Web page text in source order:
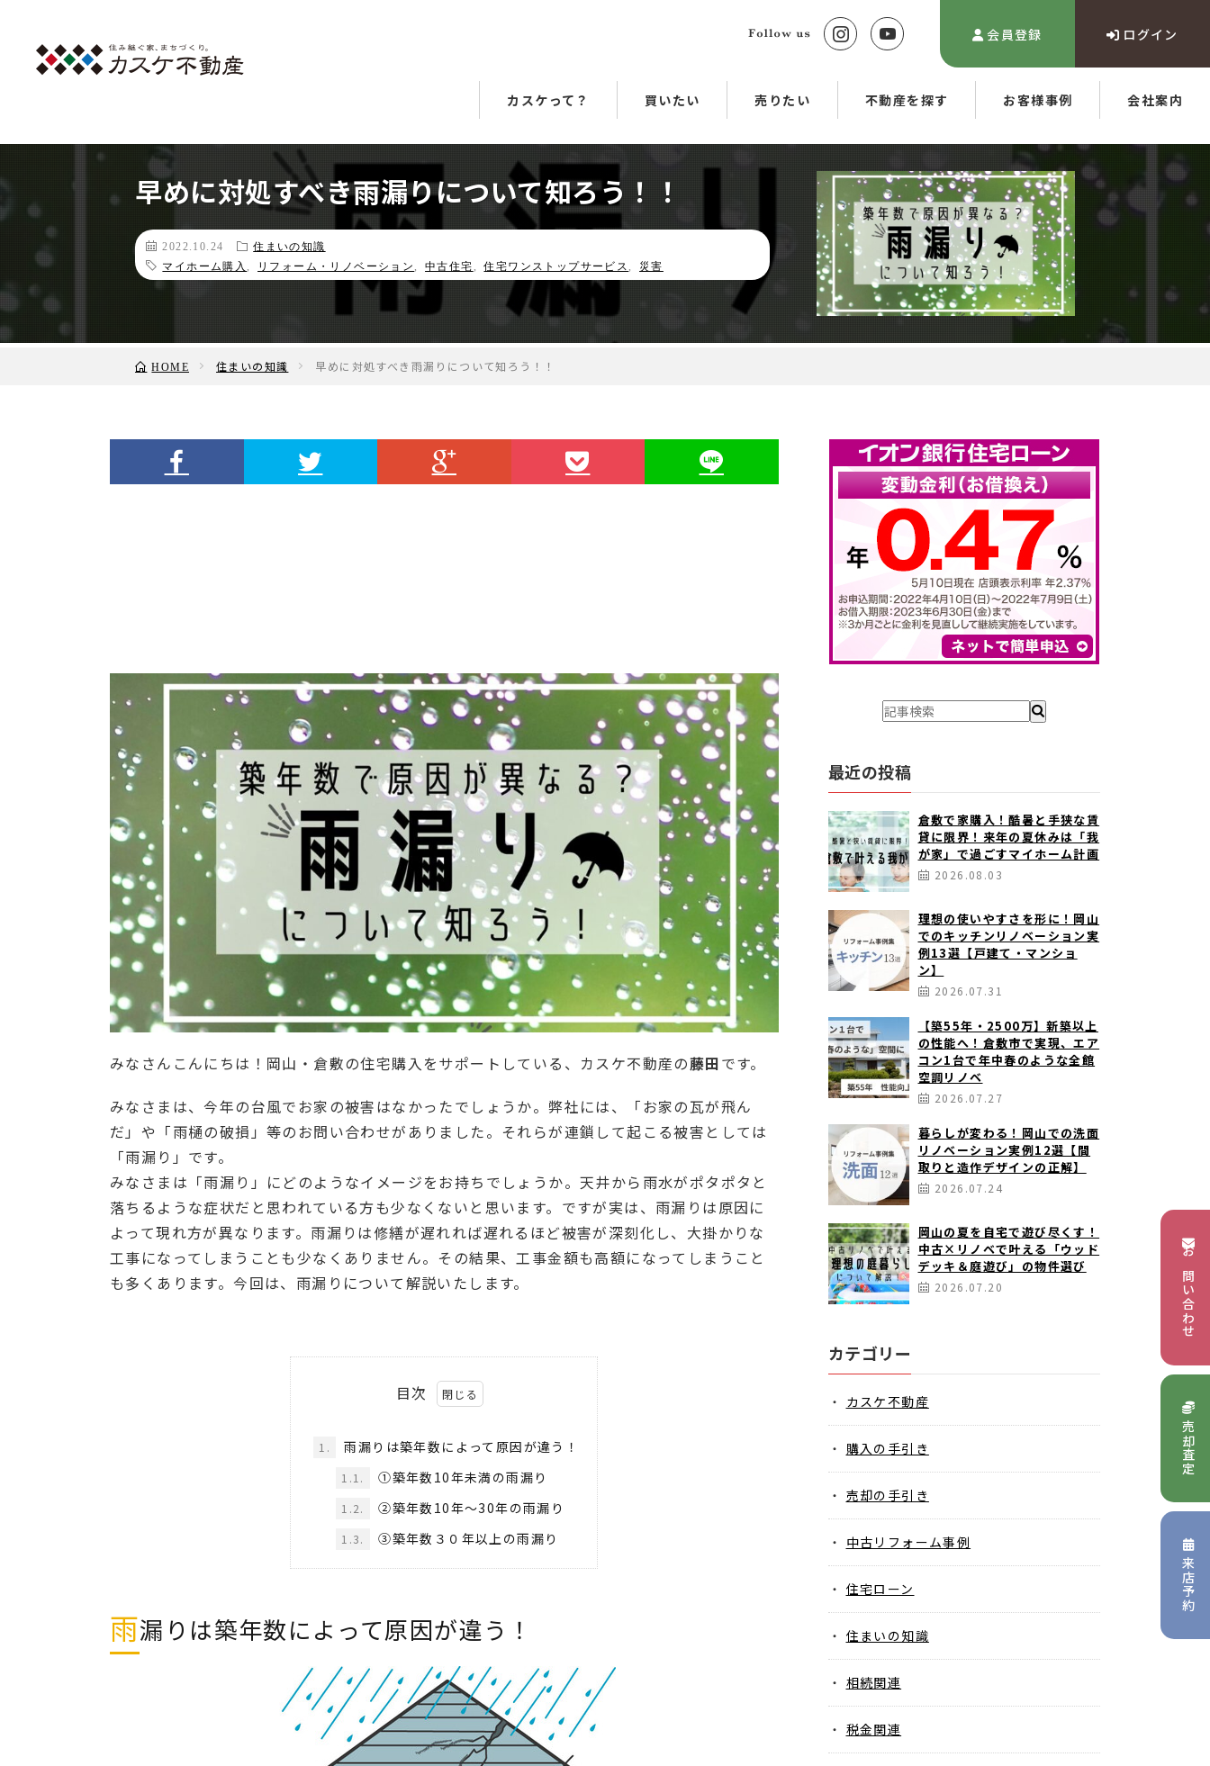
会員登録 ログイン
カスケって？ 買いたい 売りたい 不動産を探す お客様事例 会社案内
早めに対処すべき雨漏りについて知ろう！！
2022.10.24
住まいの知識
マイホーム購入
リフォーム・リノベーション ,中古住宅 ,住宅ワンストップサービス 災害
HOME 住まいの知識 早めに対処すべき雨漏りについて知ろう！！
みなさんこんにちは！岡山・倉敷の住宅購入をサポートしている、カスケ不動産の藤田です。
みなさまは、今年の台風でお家の被害はなかったでしょうか。弊社には、「お家の瓦が飛ん
だ」や「雨樋の破損」等のお問い合わせがありました。それらが連鎖して起こる被害としては
「雨漏り」です。
みなさまは「雨漏り」にどのようなイメージをお持ちでしょうか。天井から雨水がポタポタと
落ちるような症状だと思われている方も少なくないと思います。ですが実は、雨漏りは原因に
よって現れ方が異なります。雨漏りは修繕が遅れれば遅れるほど被害が深刻化し、大掛かりな
工事になってしまうことも少なくありません。その結果、工事金額も高額になってしまうこと
も多くあります。今回は、雨漏りについて解説いたします。
目次
1. 雨漏りは築年数によって原因が違う！
1.1. ①築年数10年未満の雨漏り
1.2. ②築年数10年～30年の雨漏り
1.3. ③築年数３０年以上の雨漏り
雨漏りは築年数によって原因が違う！
最近の投稿
倉敷で家購入！酷暑と手狭な賃
貸に限界！来年の夏休みは「我
が家」で過ごすマイホーム計画
2026.08.03
理想の使いやすさを形に！岡山
でのキッチンリノベーション実
例13選【戸建て・マンショ
ン】
2026.07.31
【築55年・2500万】新築以上
の性能へ！倉敷市で実現、エア
コン1台で年中春のような全館
空調リノベ
2026.07.27
暮らしが変わる！岡山での洗面
リノベーション実例12選【間
取りと造作デザインの正解】
2026.07.24
岡山の夏を自宅で遊び尽くす！
中古×リノベで叶える「ウッド
デッキ＆庭遊び」の物件選び
2026.07.20
カテゴリー
カスケ不動産
購入の手引き
売却の手引き
中古リフォーム事例
住宅ローン
住まいの知識
相続関連
税金関連
お問い合わせ
売却査定
来店予約